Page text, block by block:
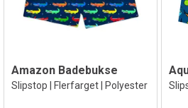
Amazon Badebukse
Slipstop | Flerfarget | Polyester